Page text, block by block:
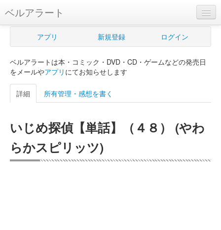
ベルアラート
ベルアラートとは
新規登録
ログイン
購入管理
Myシェルフ
アプリ 新規登録 ログイン
ベルアラートは本・コミック・DVD・CD・ゲームなどの発売日
をメールやアプリ にてお知らせします
詳細 所有管理・感想を書く
いじめ探偵【単話】（４８） (やわ
らかスピリッツ)